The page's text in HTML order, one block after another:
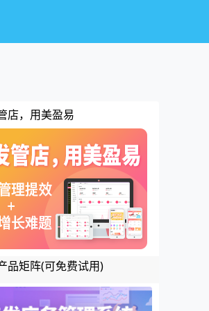
店，用美盈易
品矩阵(可免费试用)